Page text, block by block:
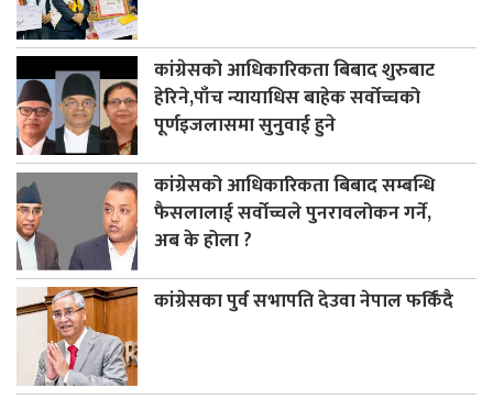
कांग्रेसको आधिकारिकता बिबाद शुरुबाट
हेरिने,पाँच न्यायाधिस बाहेक सर्वोच्चको
पूर्णइजलासमा सुनुवाई हुने
कांग्रेसको आधिकारिकता बिबाद सम्बन्धि
फैसलालाई सर्वोच्चले पुनरावलोकन गर्ने,
अब के होला ?
कांग्रेसका पुर्व सभापति देउवा नेपाल फर्किंदै